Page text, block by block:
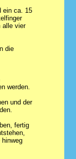
ein ca. 15
alle vier
die
werden.
und der
fertig
hinweg